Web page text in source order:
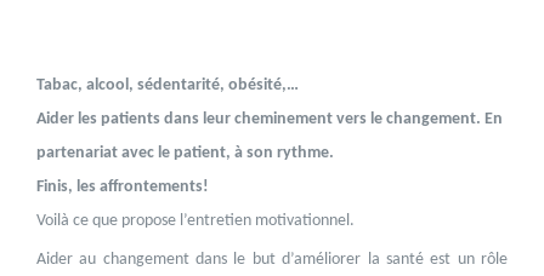
Tabac, alcool, sédentarité, obésité,…
Aider les patients dans leur cheminement vers le changement. En
partenariat avec le patient, à son rythme.
Finis, les affrontements!
Voilà ce que propose l’entretien motivationnel.
Aider au changement dans le but d’améliorer la santé est un rôle